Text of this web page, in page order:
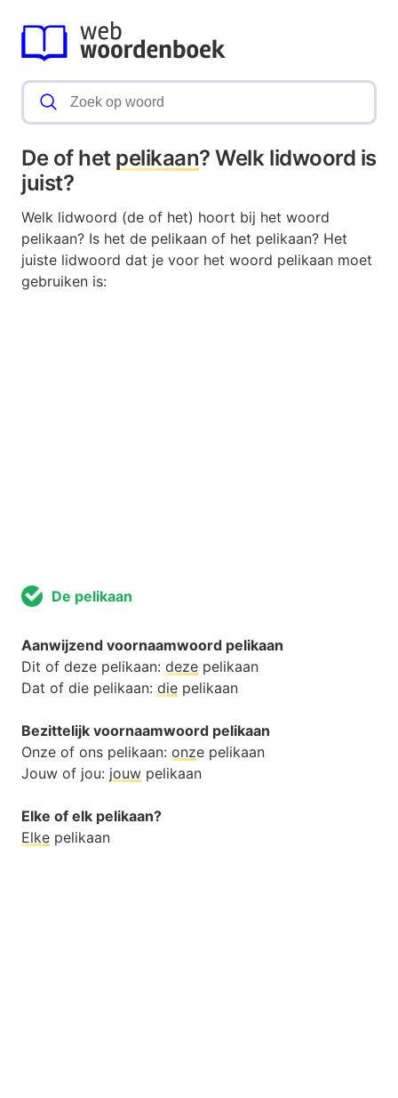
De of het pelikaan? Welk lidwoord is
juist?
Welk lidwoord (de of het) hoort bij het woord
pelikaan? Is het de pelikaan of het pelikaan? Het
juiste lidwoord dat je voor het woord pelikaan moet
gebruiken is:
De pelikaan
Aanwijzend voornaamwoord pelikaan
Dit of deze pelikaan: deze pelikaan
Dat of die pelikaan: die pelikaan
Bezittelijk voornaamwoord pelikaan
Onze of ons pelikaan: onze pelikaan
Jouw of jou: jouw pelikaan
Elke of elk pelikaan?
Elke pelikaan